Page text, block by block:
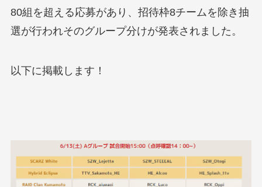
80組を超える応募があり、招待枠8チームを除き抽
選が行われそのグループ分けが発表されました。
以下に掲載します！